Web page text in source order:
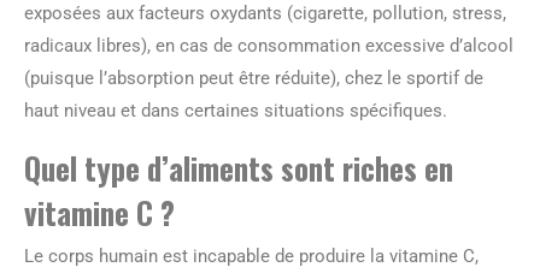
exposées aux facteurs oxydants (cigarette, pollution, stress,
radicaux libres), en cas de consommation excessive d’alcool
(puisque l’absorption peut être réduite), chez le sportif de
haut niveau et dans certaines situations spécifiques.
Quel type d’aliments sont riches en
vitamine C ?
Le corps humain est incapable de produire la vitamine C,